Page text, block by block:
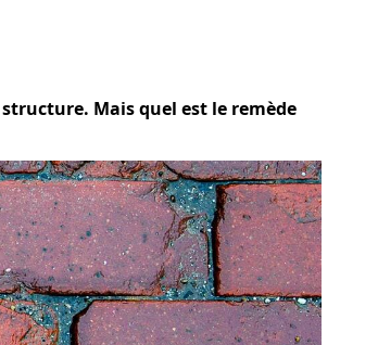
Mais quel est le remède